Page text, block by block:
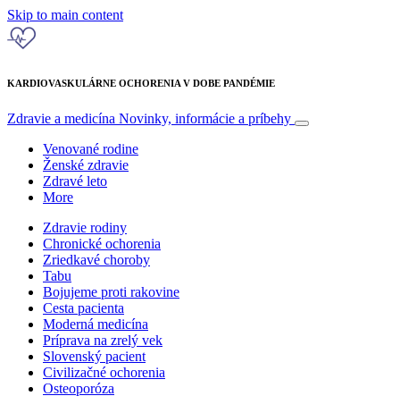
Skip to main content
KARDIOVASKULÁRNE OCHORENIA V DOBE PANDÉMIE
Zdravie a medicína Novinky, informácie a príbehy
Venované rodine
Ženské zdravie
Zdravé leto
More
Zdravie rodiny
Chronické ochorenia
Zriedkavé choroby
Tabu
Bojujeme proti rakovine
Cesta pacienta
Moderná medicína
Príprava na zrelý vek
Slovenský pacient
Civilizačné ochorenia
Osteoporóza